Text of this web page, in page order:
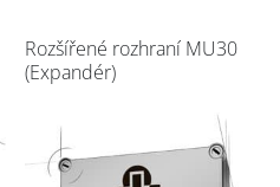
Rozšířené rozhraní MU30
(Expandér)